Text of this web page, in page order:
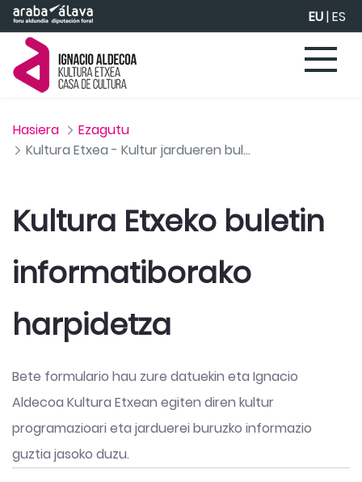
Eduki nagusira joan EU|ES
Hasiera
Ezagutu
Kultura Etxea - Kultur jardueren buletinaren harpidetza
Kultura Etxeko buletin
informatiborako
harpidetza
Bete formulario hau zure datuekin eta Ignacio
Aldecoa Kultura Etxean egiten diren kultur
programazioari eta jarduerei buruzko informazio
guztia jasoko duzu.